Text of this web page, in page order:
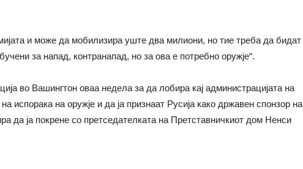
и може да мобилизира уште два милиони, но тие треба да бидат
за напад, контранапад, но за ова е потребно оружје“.
во Вашингтон оваа недела за да лобира кај администрацијата на
испорака на оружје и да ја признаат Русија како државен спонзор на
да ја покренe со претседателката на Претставничкиот дом Ненси